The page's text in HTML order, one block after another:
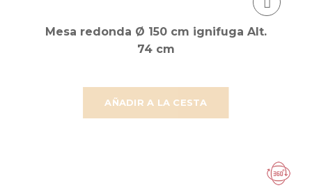
AÑADIR A LA CESTA
Mesa redonda Ø 150 cm ignifuga Alt.
74 cm